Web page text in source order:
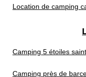
Location de camping
Camping 5 étoiles
Camping près de